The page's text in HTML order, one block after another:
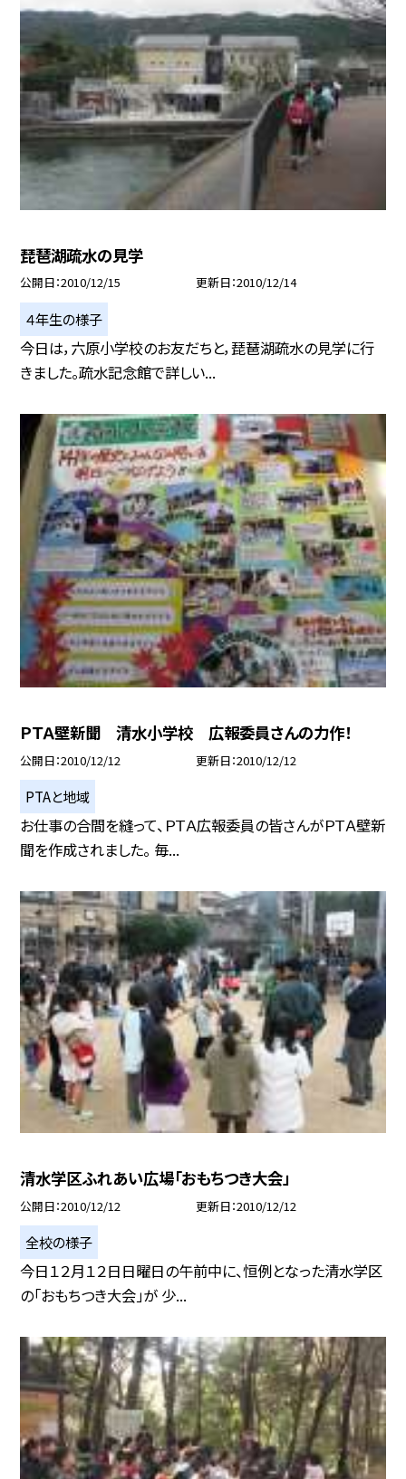
琵琶湖疏水の見学
公開日 2010/12/15 更新日 2010/12/14
４年生の様子
今日は，六原小学校のお友だちと，琵琶湖疏水の見学に行
きました。疏水記念館で詳しい...
ＰＴＡ壁新聞 清水小学校 広報委員さんの力作！
公開日 2010/12/12 更新日 2010/12/12
PTAと地域
お仕事の合間を縫って、ＰＴＡ広報委員の皆さんがＰＴＡ壁新
聞を作成されました。 毎...
清水学区ふれあい広場「おもちつき大会」
公開日 2010/12/12 更新日 2010/12/12
全校の様子
今日１２月１２日日曜日の午前中に、恒例となった清水学区
の「おもちつき大会」が 少...